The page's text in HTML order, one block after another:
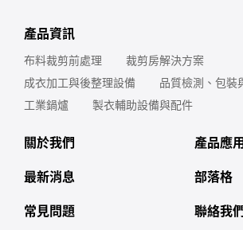
產品資訊
布料裁剪前處理
裁剪房解決方案
成衣加工與後整理設備
品質檢測、包裝
工業鍋爐
製衣輔助設備與配件
關於我們 產品應用
最新消息 部落格
常見問題 聯絡我們